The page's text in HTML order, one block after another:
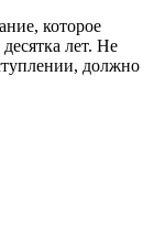
которое
лет. Не
должно